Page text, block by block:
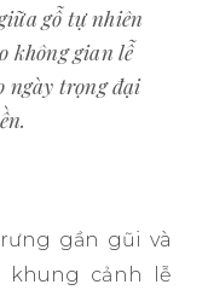
gỗ tự nhiên
không gian lễ
ngày trọng đại
gần gũi và
khung cảnh lễ